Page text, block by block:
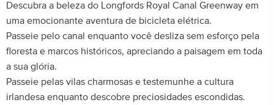
Descubra a beleza do Longfords Royal Canal Greenway em
uma emocionante aventura de bicicleta elétrica.
Passeie pelo canal enquanto você desliza sem esforço pela
floresta e marcos históricos, apreciando a paisagem em toda
a sua glória.
Passeie pelas vilas charmosas e testemunhe a cultura
irlandesa enquanto descobre preciosidades escondidas.